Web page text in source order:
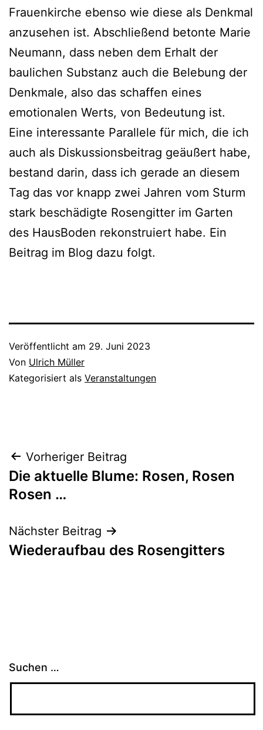
Frauenkirche ebenso wie diese als Denkmal
anzusehen ist. Abschließend betonte Marie
Neumann, dass neben dem Erhalt der
baulichen Substanz auch die Belebung der
Denkmale, also das schaffen eines
emotionalen Werts, von Bedeutung ist.
Eine interessante Parallele für mich, die ich
auch als Diskussionsbeitrag geäußert habe,
bestand darin, dass ich gerade an diesem
Tag das vor knapp zwei Jahren vom Sturm
stark beschädigte Rosengitter im Garten
des HausBoden rekonstruiert habe. Ein
Beitrag im Blog dazu folgt.
Veröffentlicht am 29. Juni 2023
Von Ulrich Müller
Kategorisiert als Veranstaltungen
Beitragsnavigation
Vorheriger Beitrag
Die aktuelle Blume: Rosen, Rosen
Rosen …
Nächster Beitrag
Wiederaufbau des Rosengitters
Suchen …